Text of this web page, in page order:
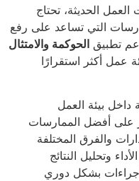
الحديثة، تحتاج
التي تساعد على رفع
تطبيق الحوكمة والامتثال
عمل أكثر استقرارًا
داخل بيئة العمل
على أفضل الممارسات
والفرق المختلفة
وتحليل النتائج
بشكل دوري